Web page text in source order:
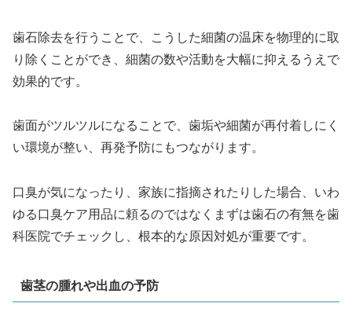
歯石除去を行うことで、こうした細菌の温床を物理的に取
り除くことができ、細菌の数や活動を大幅に抑えるうえで
効果的です。
歯面がツルツルになることで、歯垢や細菌が再付着しにく
い環境が整い、再発予防にもつながります。
口臭が気になったり、家族に指摘されたりした場合、いわ
ゆる口臭ケア用品に頼るのではなくまずは歯石の有無を歯
科医院でチェックし、根本的な原因対処が重要です。
歯茎の腫れや出血の予防